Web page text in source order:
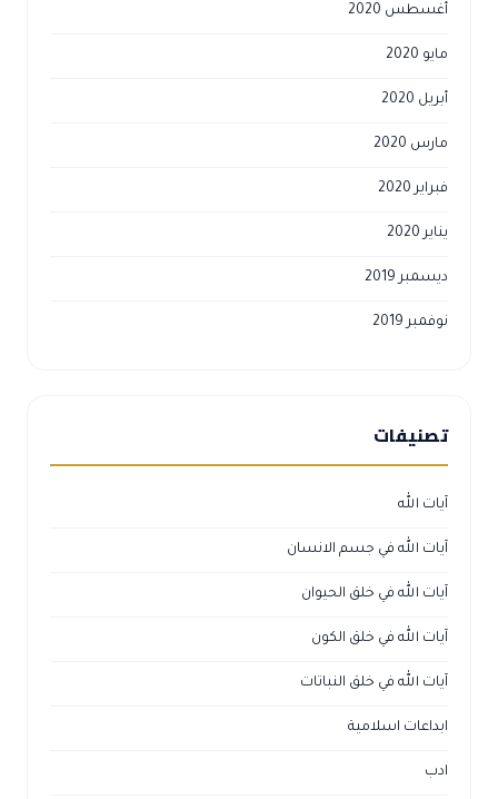
أغسطس 2020
مايو 2020
أبريل 2020
مارس 2020
فبراير 2020
يناير 2020
ديسمبر 2019
نوفمبر 2019
تصنيفات
آيات الله
آيات الله في جسم الانسان
آيات الله في خلق الحيوان
آيات الله في خلق الكون
آيات الله في خلق النباتات
ابداعات اسلامية
ادب